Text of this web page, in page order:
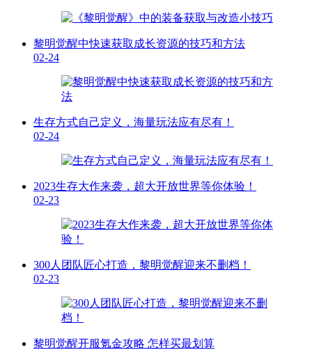
黎明觉醒中快速获取成长资源的技巧和方法
02-24
生存方式自己定义，海量玩法应有尽有！
02-24
2023生存大作来袭，超大开放世界等你体验！
02-23
300人团队匠心打造，黎明觉醒迎来不删档！
02-23
黎明觉醒开服氪金攻略 怎样买最划算